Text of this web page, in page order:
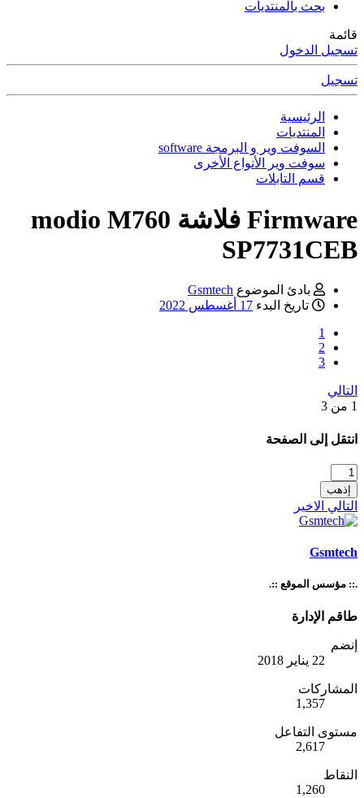
بحث بالمنتديات
الدخول
الرئيسية
المنتديات
السوفت وير و البرمجة software
سوفت وير الأنواع الأخرى
قسم التابلات
فلاشة modio M760
بادئ الموضوع Gsmtech
تاريخ البدء 17 أغسطس 2022
إلى الصفحة
الاخير
الموقع ::.
الإدارة
1,357
التفاعل
2,617
1,260